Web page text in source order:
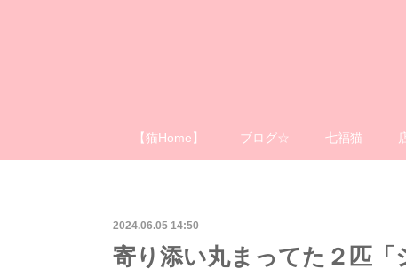
【猫Home】 ブログ☆ 七福猫
2024.06.05 14:50
寄り添い丸まってた２匹